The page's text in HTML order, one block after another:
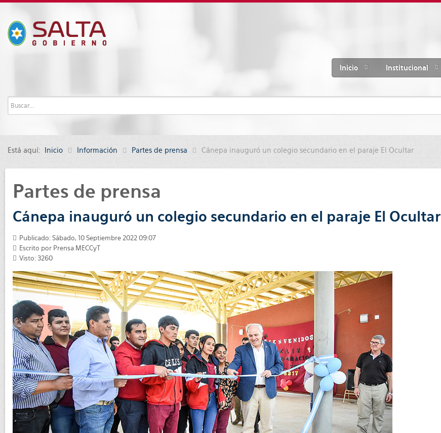
Inicio Institucional
Está aquí: Inicio Información Partes de prensa Cánepa inauguró un colegio secundario en el paraje El Ocultar
Partes de prensa
Cánepa inauguró un colegio secundario en el paraje El Ocultar
Publicado: Sábado, 10 Septiembre 2022 09:07
Escrito por Prensa MECCyT
Visto: 3260